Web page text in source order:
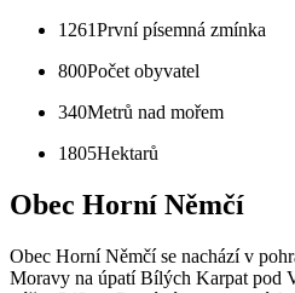
1261První písemná zmínka
800Počet obyvatel
340Metrů nad mořem
1805Hektarů
Obec Horní Němčí
Obec Horní Němčí se nachází v
Moravy na úpatí Bílých Karpat pod